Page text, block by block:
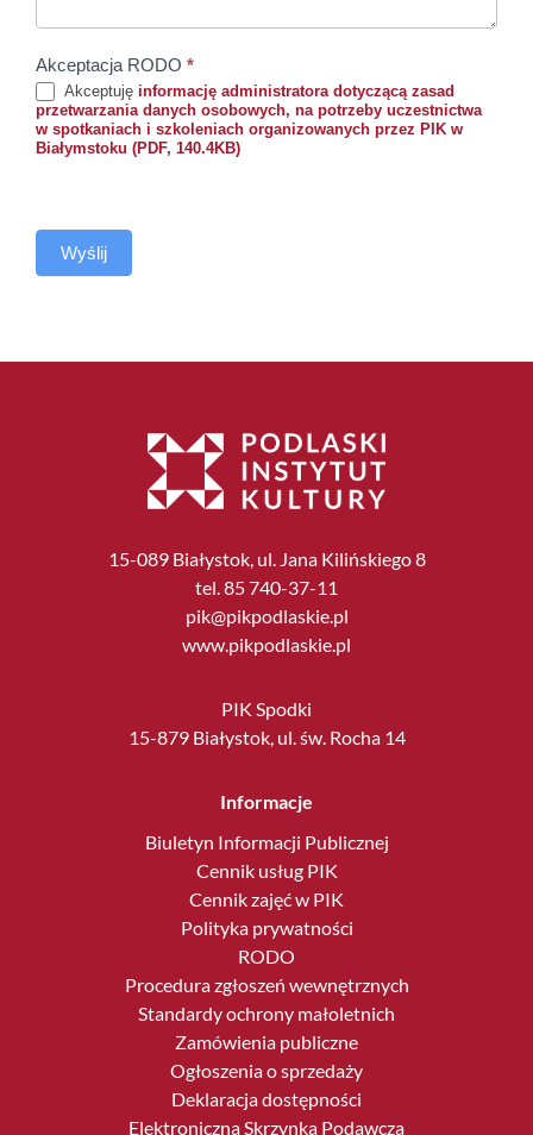
Akceptacja RODO *
Akceptuję informację administratora dotyczącą zasad
przetwarzania danych osobowych, na potrzeby uczestnictwa
w spotkaniach i szkoleniach organizowanych przez PIK w
Białymstoku (PDF, 140.4KB)
Wyślij
15-089 Białystok, ul. Jana Kilińskiego 8
tel. 85 740-37-11
pik@pikpodlaskie.pl
www.pikpodlaskie.pl
PIK Spodki
15-879 Białystok, ul. św. Rocha 14
Informacje
Biuletyn Informacji Publicznej
Cennik usług PIK
Cennik zajęć w PIK
Polityka prywatności
RODO
Procedura zgłoszeń wewnętrznych
Standardy ochrony małoletnich
Zamówienia publiczne
Ogłoszenia o sprzedaży
Deklaracja dostępności
Elektroniczna Skrzynka Podawcza